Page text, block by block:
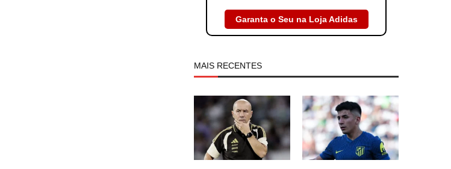
Garanta o Seu na Loja Adidas
MAIS RECENTES